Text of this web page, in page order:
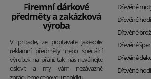
Firemní dárkové
předměty a zakázková
výroba
V případě, že poptáváte jakékoliv
reklamní předměty nebo speciální
výrobek na přání, tak nás neváhejte
oslovit a my vám nezávazně
zpracujeme cenovou nabídku.
Dřevěné
Dřevěné
Dřevěné
Dřevěné
Dřevěné
Dřevěné